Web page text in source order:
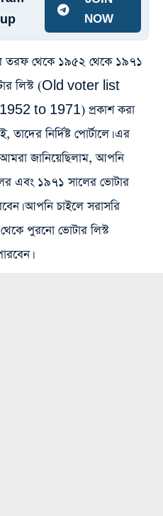
NOW
তরফ থেকে ১৯৫২ থেকে ১৯৭১
লিস্ট (Old voter list
to 1971) প্রকাশ করা
নির্দিষ্ট পোর্টালে। এর
জানিয়েছিলাম, আপনি
এবং ১৯৭১ সালের ভোটার
আপনি চাইলে সরাসরি
পুরনো ভোটার লিস্ট